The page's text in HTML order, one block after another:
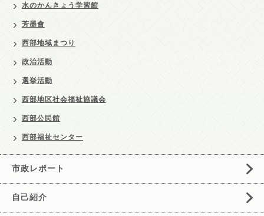
水のかんきょう学習館
芳墨會
西部地域まつり
政治活動
選挙活動
西部地区社会福祉協議会
西部公民館
西部福祉センター
市政レポート
自己紹介